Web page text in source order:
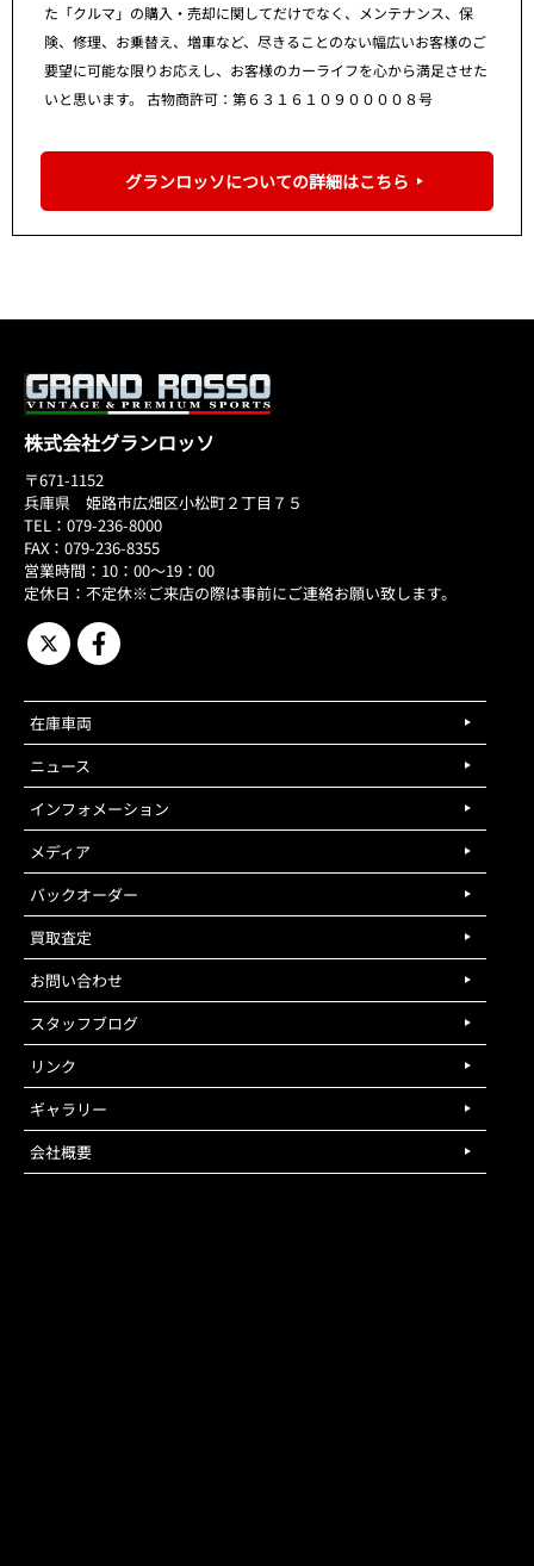
た「クルマ」の購入・売却に関してだけでなく、メンテナンス、保
険、修理、お乗替え、増車など、尽きることのない幅広いお客様のご
要望に可能な限りお応えし、お客様のカーライフを心から満足させた
いと思います。 古物商許可：第６３１６１０９００００８号
グランロッソについての詳細はこちら
株式会社グランロッソ
〒671-1152
兵庫県 姫路市広畑区小松町２丁目７５
TEL：079-236-8000
FAX：079-236-8355
営業時間：10：00～19：00
定休日：不定休※ご来店の際は事前にご連絡お願い致します。
在庫車両
ニュース
インフォメーション
メディア
バックオーダー
買取査定
お問い合わせ
スタッフブログ
リンク
ギャラリー
会社概要